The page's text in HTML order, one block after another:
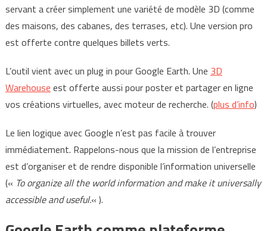
servant a créer simplement une variété de modèle 3D (comme
des maisons, des cabanes, des terrases, etc). Une version pro
est offerte contre quelques billets verts.
L’outil vient avec un plug in pour Google Earth. Une 3D
Warehouse est offerte aussi pour poster et partager en ligne
vos créations virtuelles, avec moteur de recherche. (plus d’info)
Le lien logique avec Google n’est pas facile à trouver
immédiatement. Rappelons-nous que la mission de l’entreprise
est d’organiser et de rendre disponible l’information universelle
(« To organize all the world information and make it universally
accessible and useful.« ).